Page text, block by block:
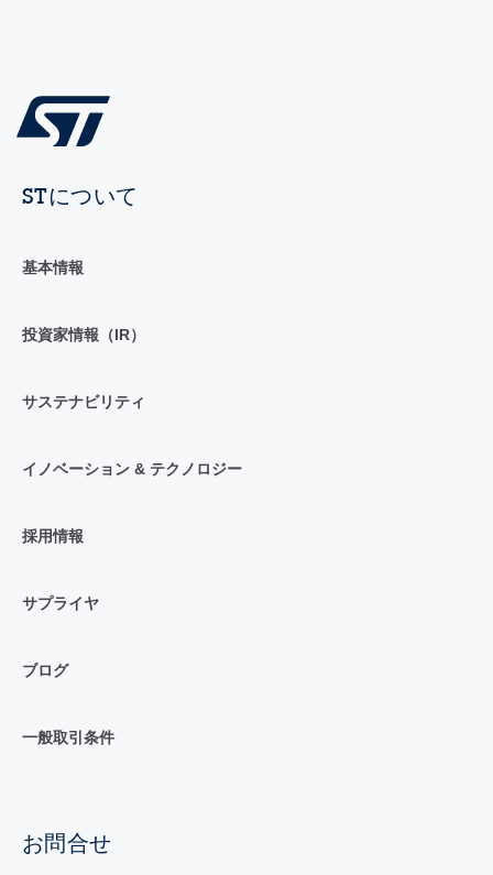
STについて
基本情報
投資家情報（IR）
サステナビリティ
イノベーション & テクノロジー
採用情報
サプライヤ
ブログ
一般取引条件
お問合せ